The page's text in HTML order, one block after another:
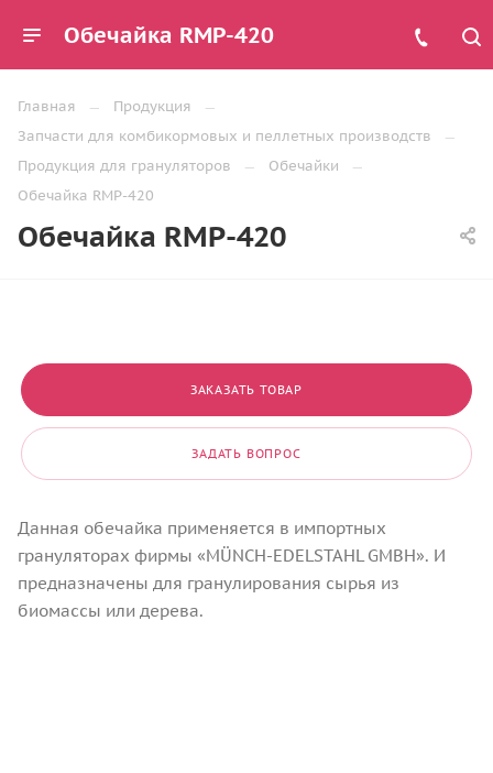
Обечайка RMP-420
Главная
Продукция
Запчасти для комбикормовых и пеллетных производств
Продукция для грануляторов
Обечайки
Обечайка RMP-420
Обечайка RMP-420
ЗАКАЗАТЬ ТОВАР
ЗАДАТЬ ВОПРОС
Данная обечайка применяется в импортных
грануляторах фирмы «MÜNCH-EDELSTAHL GMBH». И
предназначены для гранулирования сырья из
биомассы или дерева.